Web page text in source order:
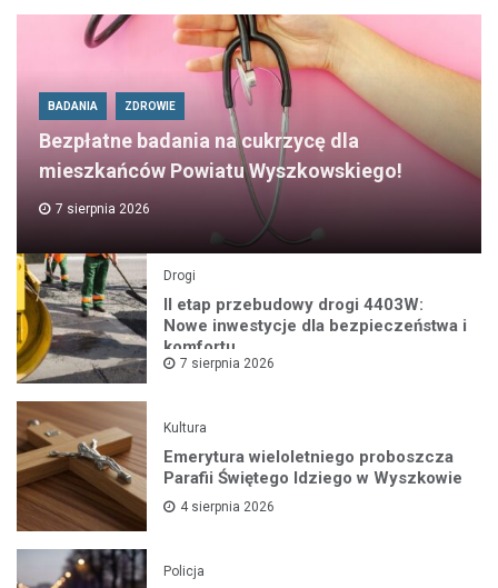
BADANIA ZDROWIE
Bezpłatne badania na cukrzycę dla
mieszkańców Powiatu Wyszkowskiego!
7 sierpnia 2026
Drogi
II etap przebudowy drogi 4403W:
Nowe inwestycje dla bezpieczeństwa i
komfortu
7 sierpnia 2026
Kultura
Emerytura wieloletniego proboszcza
Parafii Świętego Idziego w Wyszkowie
4 sierpnia 2026
Policja